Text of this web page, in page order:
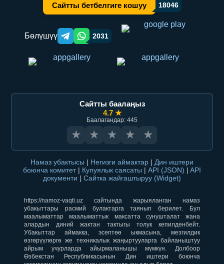
Сайтты бетбелгиге кошуу 18046
Бөлүшүү Telegram orqali ulashish
WhatsApp orqali ulashish
2031
Сайтты баалаңыз
4.7 ★
Баалагандар: 445
★ ★ ★ ★ ★
Намаз убактысы | Негизги аймактар | Дин иштери
боюнча комитет | Купуялык саясаты | API (JSON) | API
документи | Сайтка жайгаштыруу (Widget)
https://namoz-vaqti.uz сайтында жарыяланган намаз
убакыттары расмий булактарга таянып берилет. Бул
маалыматтар маалыматтык максатта сунушталат жана
алардын диний жактан тактыгы толук кепилденбейт.
Убакыттар аймакка, эсептөө ыкмасына, мезгилдик
өзгөрүүлөргө же техникалык жаңыртууларга байланыштуу
айрым учурларда айырмаланышы мүмкүн. Долбоор
Өзбекстан Республикасынын Дин иштери боюнча